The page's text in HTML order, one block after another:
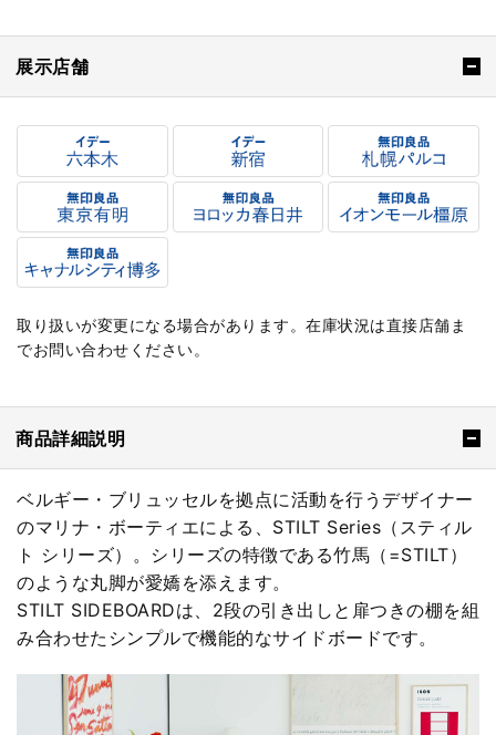
展示店舗
取り扱いが変更になる場合があります。在庫状況は直接店舗ま
でお問い合わせください。
商品詳細説明
ベルギー・ブリュッセルを拠点に活動を行うデザイナー
のマリナ・ボーティエによる、STILT Series（スティル
ト シリーズ）。シリーズの特徴である竹馬（=STILT）
のような丸脚が愛嬌を添えます。
STILT SIDEBOARDは、2段の引き出しと扉つきの棚を組
み合わせたシンプルで機能的なサイドボードです。